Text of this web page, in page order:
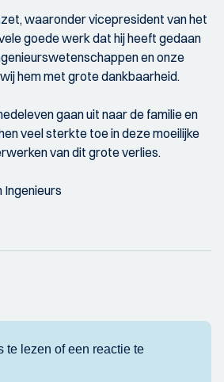
waaronder vicepresident van het
goede werk dat hij heeft gedaan
en onze
hem met grote dankbaarheid.
gaan uit naar de familie en
veel sterkte toe in deze moeilijke
van dit grote verlies.
Ingenieurs